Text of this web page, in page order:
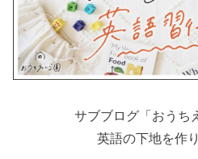
サブブログ「おうち
英語の下地を作